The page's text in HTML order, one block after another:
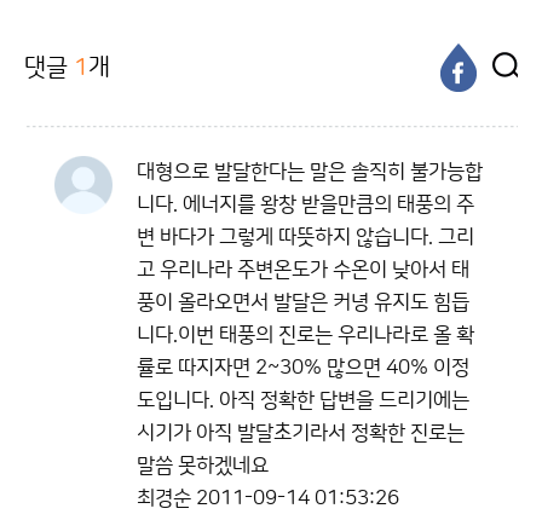
댓글 1 개
대형으로 발달한다는 말은 솔직히 불가능합
니다. 에너지를 왕창 받을만큼의 태풍의 주
변 바다가 그렇게 따뜻하지 않습니다. 그리
고 우리나라 주변온도가 수온이 낮아서 태
풍이 올라오면서 발달은 커녕 유지도 힘듭
니다.이번 태풍의 진로는 우리나라로 올 확
률로 따지자면 2~30% 많으면 40% 이정
도입니다. 아직 정확한 답변을 드리기에는
시기가 아직 발달초기라서 정확한 진로는
말씀 못하겠네요
최경순 2011-09-14 01:53:26